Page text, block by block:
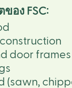
อง FSC:
door frames
(sawn,